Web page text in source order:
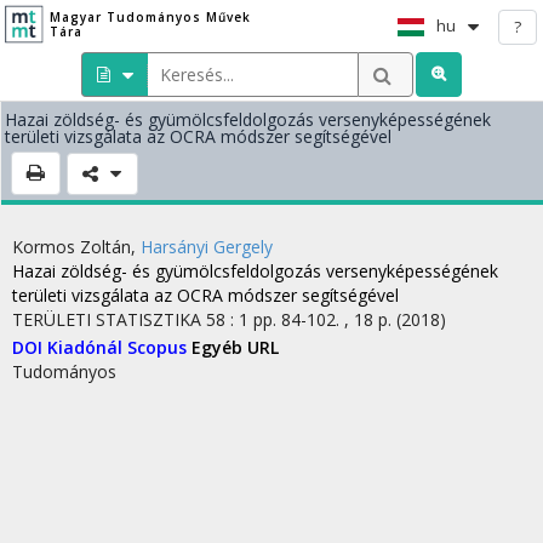
Magyar Tudományos Művek
Tára
hu ?
Hazai zöldség- és gyümölcsfeldolgozás versenyképességének
területi vizsgálata az OCRA módszer segítségével
Kormos Zoltán, Harsányi Gergely
Hazai zöldség- és gyümölcsfeldolgozás versenyképességének
területi vizsgálata az OCRA módszer segítségével
TERÜLETI STATISZTIKA 58 : 1 pp. 84-102. , 18 p. (2018)
DOI Kiadónál Scopus Egyéb URL
Tudományos